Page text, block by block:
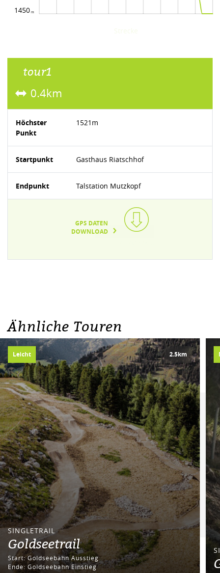
1450
tour1
0.4km
Höchster
Punkt
1521m
Startpunkt Gasthaus Riatschhof
Endpunkt Talstation Mutzkopf
GPS DATEN
DOWNLOAD
Ähnliche Touren
Leicht 2.5km
SINGLETRAIL
Goldseetrail
Start: Goldseebahn Ausstieg
Ende: Goldseebahn Einstieg